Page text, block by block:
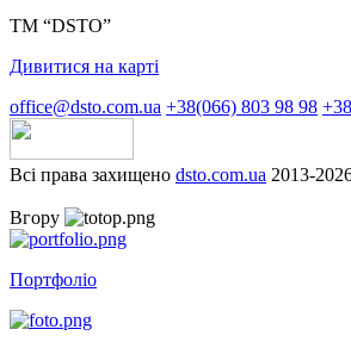
ТМ “DSTO”
Дивитися на карті
office@dsto.com.ua +38(066) 803 98 98
Всі права захищено dsto.com.ua 2013-
Вгору
Портфоліо